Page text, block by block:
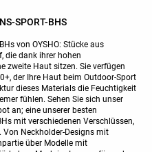
SPORT-BHS
von OYSHO: Stücke aus
die dank ihrer hohen
zweite Haut sitzen. Sie verfügen
der Ihre Haut beim Outdoor-Sport
dieses Materials die Feuchtigkeit
fühlen. Sehen Sie sich unser
an; eine unserer besten
mit verschiedenen Verschlüssen,
Neckholder-Designs mit
über Modelle mit